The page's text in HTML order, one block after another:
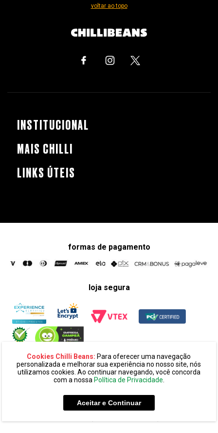
Cookies Chilli Beans: Para oferecer uma navegação
personalizada e melhorar sua experiência no nosso site, nós
utilizamos cookies. Ao continuar navegando, você concorda
com a nossa Política de Privacidade.
Aceitar e Continuar
voltar ao topo
INSTITUCIONAL
MAIS CHILLI
LINKS ÚTEIS
formas de pagamento
loja segura
ltda. cnpj: 14.439.371/0002-60
alameda amazonas, 594, terreo mezanino, alphaville